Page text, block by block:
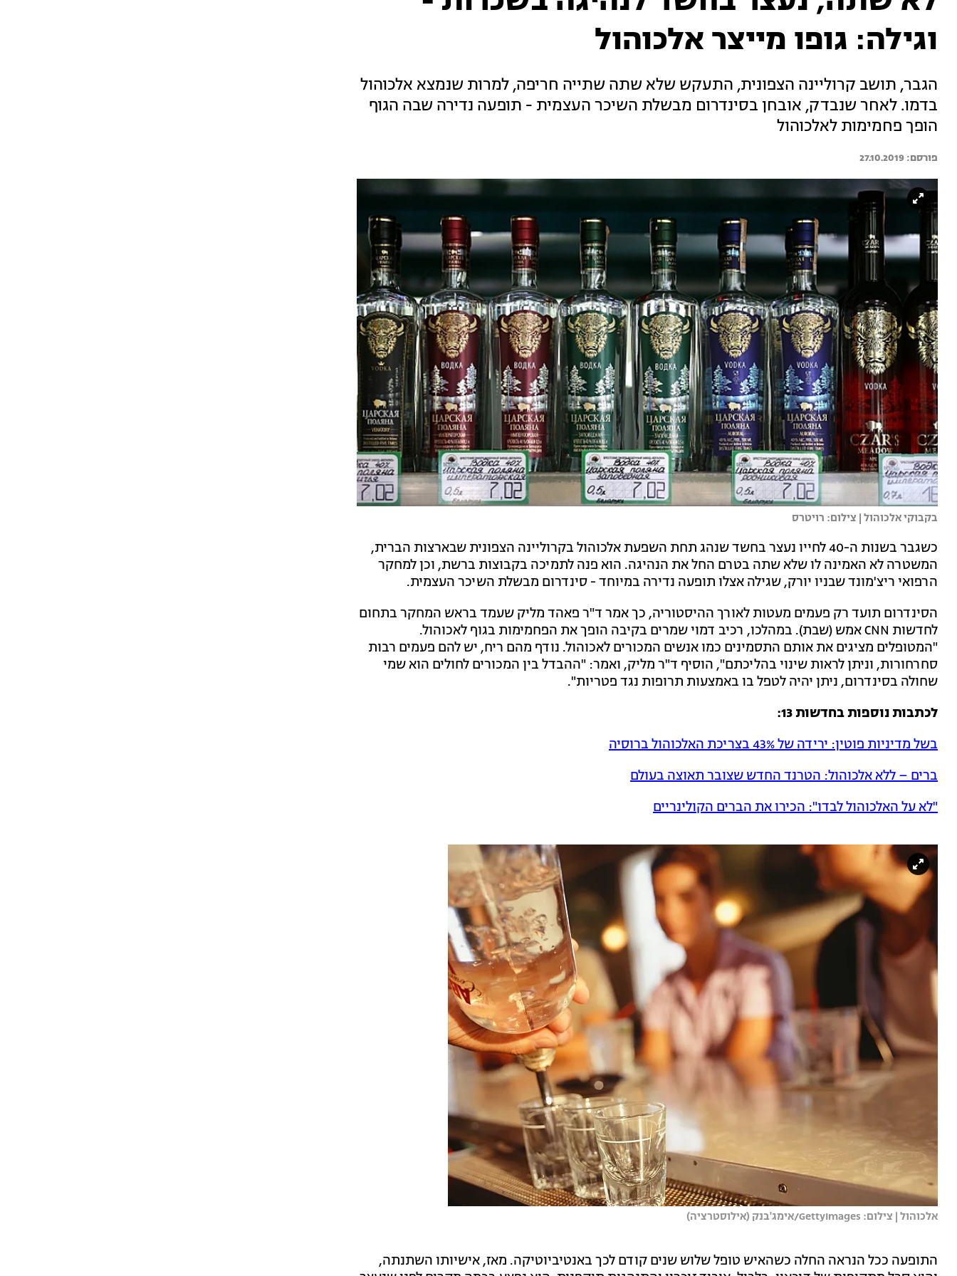
וגילה: גופו מייצר אלכוהול
הגבר, תושב קרוליינה הצפונית, התעקש שלא שתה שתייה חריפה, למרות שנמצא אלכוהול
בדמו. לאחר שנבדק, אובחן בסינדרום מבשלת השיכר העצמית - תופעה נדירה שבה הגוף
הופך פחמימות לאלכוהול
27.10.2019
בקבוקי אלכוהול | צילום: רויטרס
כשגבר בשנות ה-40 לחייו נעצר בחשד שנהג תחת השפעת אלכוהול בקרוליינה הצפונית שבארצות הברית,
המשטרה לא האמינה לו שלא שתה בטרם החל את הנהיגה. הוא פנה לתמיכה בקבוצות ברשת, וכן למחקר
הרפואי ריצ'מונד שבניו יורק, שגילה אצלו תופעה נדירה במיוחד - סינדרום מבשלת השיכר העצמית.
הסינדרום תועד רק פעמים מעטות לאורך ההיסטוריה, כך אמר ד"ר פאהד מליק שעמד בראש המחקר בתחום
לחדשות CNN אמש (שבת). במהלכו, רכיב דמוי שמרים בקיבה הופך את הפחמימות בגוף לאכוהול.
"המטופלים מציגים את אותם התסמינים כמו אנשים המכורים לאכוהול. נודף מהם ריח, יש להם פעמים רבות
סחרחורות, וניתן לראות שינוי בהליכתם", הוסיף ד"ר מליק, ואמר: "ההבדל בין המכורים לחולים הוא שמי
שחולה בסינדרום, ניתן יהיה לטפל בו באמצעות תרופות נגד פטריות".
לכתבות נוספות בחדשות 13:
בשל מדיניות פוטין: ירידה של 43% בצריכת האלכוהול ברוסיה
​ברים – ללא אלכוהול: הטרנד החדש שצובר תאוצה בעולם
"לא על האלכוהול לבדו": הכירו את הברים הקולינריים
אלכוהול | צילום: GettyImages/אימג'בנק (אילוסטרציה)
התופעה ככל הנראה החלה כשהאיש טופל שלוש שנים קודם לכך באנטיביוטיקה. מאז, אישיותו השתנתה,